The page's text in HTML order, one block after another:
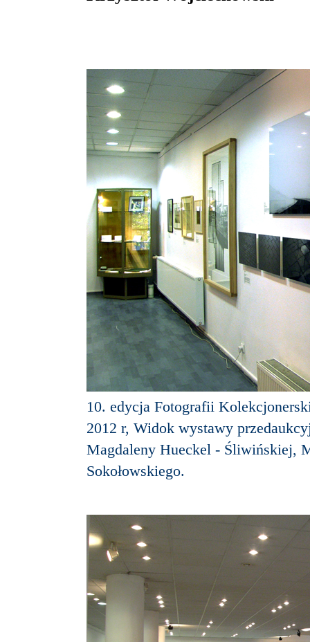
10. edycja Fotografii
2012 r, Widok wystawy
Magdaleny Hueckel - Śliwińskiej,
Sokołowskiego.